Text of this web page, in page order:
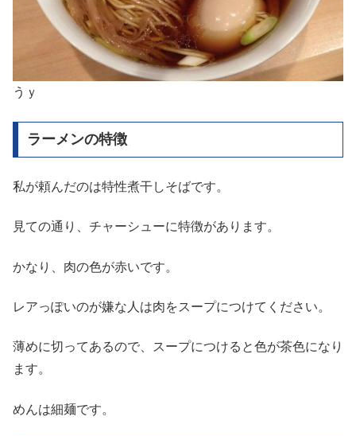
うｙ
ラーメンの特徴
私が頼んだのは特性煮干しそばです。
見ての通り、チャーシューに特徴があります。
かなり、肉の色が赤いです。
レアっぽいのが嫌な人は肉をスープにつけてください。
薄めに切ってあるので、スープにつけると色が茶色になり
ます。
めんは細麺です。